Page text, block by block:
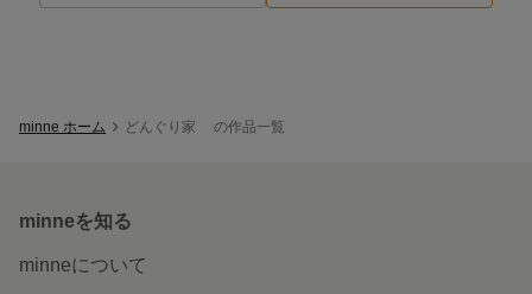
minne ホーム どんぐり家 の作品一覧
minneを知る
minneについて